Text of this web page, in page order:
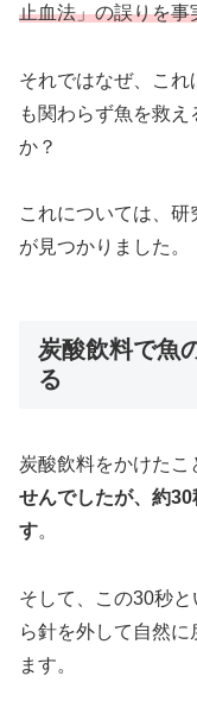
止血法」の誤りを事
それではなぜ、これ
も関わらず魚を救
か？
これについては、研
が見つかりました。
炭酸飲料で魚
る
炭酸飲料をかけたこ
せんでしたが、約
す。
そして、この30秒
ら針を外して自然
ます。